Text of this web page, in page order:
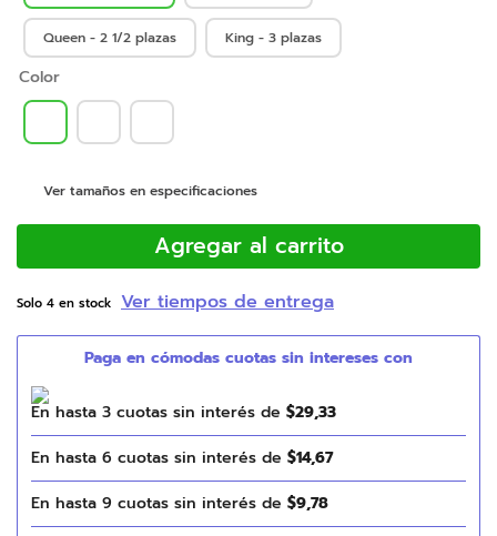
Queen - 2 1/2 plazas King - 3 plazas
Color
Ver tamaños en especificaciones
Agregar al carrito
Solo 4 en stock Ver tiempos de entrega
En hasta 3 cuotas sin interés de $29,33
En hasta 6 cuotas sin interés de $14,67
En hasta 9 cuotas sin interés de $9,78